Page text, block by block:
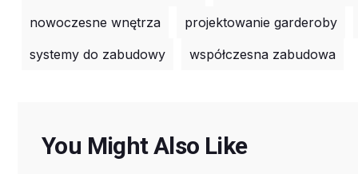
nowoczesne wnętrza
projektowanie garderoby
systemy do zabudowy
współczesna zabudowa
You Might Also Like